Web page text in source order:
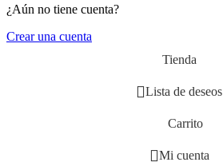
¿Aún no tiene cuenta?
Crear una cuenta
Tienda
Lista de deseos
Carrito
Mi cuenta